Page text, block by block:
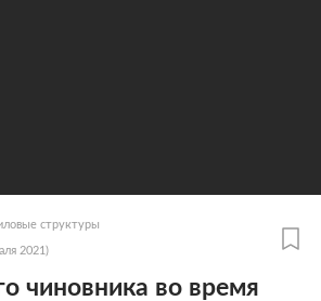
структуры
2021)
чиновника во время